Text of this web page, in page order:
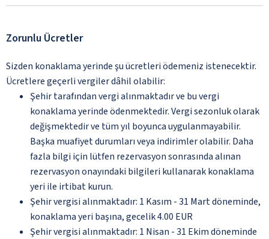
Zorunlu Ücretler
Sizden konaklama yerinde şu ücretleri ödemeniz istenecektir.
Ücretlere geçerli vergiler dâhil olabilir:
Şehir tarafından vergi alınmaktadır ve bu vergi
konaklama yerinde ödenmektedir. Vergi sezonluk olarak
değişmektedir ve tüm yıl boyunca uygulanmayabilir.
Başka muafiyet durumları veya indirimler olabilir. Daha
fazla bilgi için lütfen rezervasyon sonrasında alınan
rezervasyon onayındaki bilgileri kullanarak konaklama
yeri ile irtibat kurun.
Şehir vergisi alınmaktadır: 1 Kasım - 31 Mart döneminde,
konaklama yeri başına, gecelik 4.00 EUR
Şehir vergisi alınmaktadır: 1 Nisan - 31 Ekim döneminde